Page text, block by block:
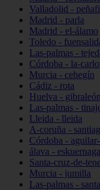
Valladolid -
Madrid - parla
Madrid - el-álamo
Toledo -
Las-palmas -
Córdoba - la-
Murcia - cehegín
Cádiz - rota
Huelva - gibraleón
Las-palmas -
Lleida - lleida
A-coruña -
Córdoba -
álava - eskuernaga
Santa-cruz-de-
Murcia - jumilla
Las-palmas -